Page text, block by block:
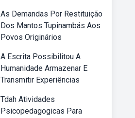
As Demandas Por Restituição
Dos Mantos Tupinambás Aos
Povos Originários
A Escrita Possibilitou A
Humanidade Armazenar E
Transmitir Experiências
Tdah Atividades
Psicopedagogicas Para